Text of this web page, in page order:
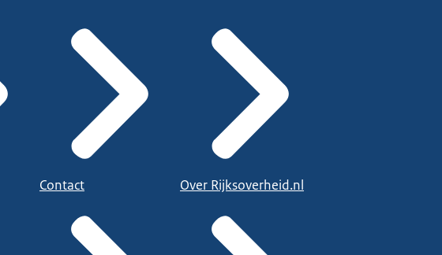
Contact Over Rijksoverheid.nl